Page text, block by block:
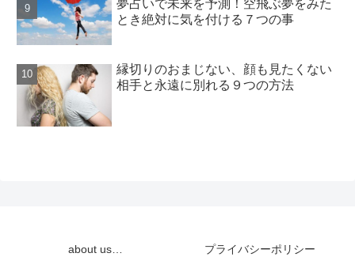
夢占いで未来を予測！空飛ぶ夢をみた
とき絶対に気を付ける７つの事
縁切りのおまじない、顔も見たくない
相手と永遠に別れる９つの方法
about us… プライバシーポリシー